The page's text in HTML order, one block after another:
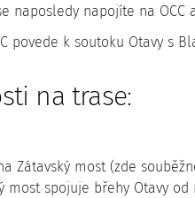
naposledy napojíte na
povede k soutoku Otavy s
na trase:
Zátavský most (zde
most spojuje břehy Otavy